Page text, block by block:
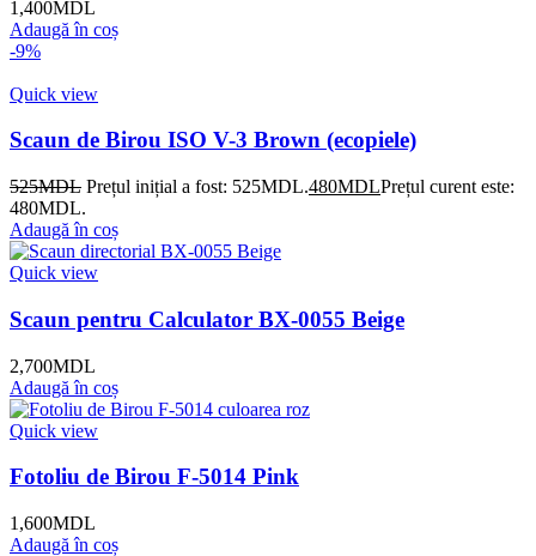
1,400MDL
Adaugă în coș
-9%
Quick view
Scaun de Birou ISO V-3 Brown (ecopiele)
525MDL Prețul inițial a fost: 525MDL.480MDLPrețul curent este:
480MDL.
Adaugă în coș
Quick view
Scaun pentru Calculator BX-0055 Beige
2,700MDL
Adaugă în coș
Quick view
Fotoliu de Birou F-5014 Pink
1,600MDL
Adaugă în coș